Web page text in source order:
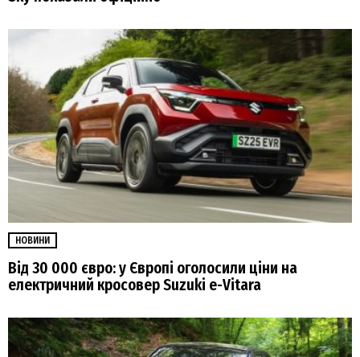
НОВИНИ
Від 30 000 євро: у Європі оголосили ціни на
електричний кросовер Suzuki e-Vitara